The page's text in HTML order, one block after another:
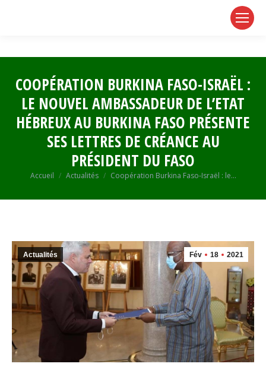
COOPÉRATION BURKINA FASO-ISRAËL :
LE NOUVEL AMBASSADEUR DE L’ETAT
HÉBREUX AU BURKINA FASO PRÉSENTE
SES LETTRES DE CRÉANCE AU
PRÉSIDENT DU FASO
Vous êtes ici :
Accueil Actualités Coopération Burkina Faso-Israël : le…
Fév 18 2021
Actualités